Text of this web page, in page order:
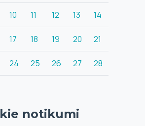
10 11 12 13 14
17 18 19 20 21
24 25 26 27 28
notikumi